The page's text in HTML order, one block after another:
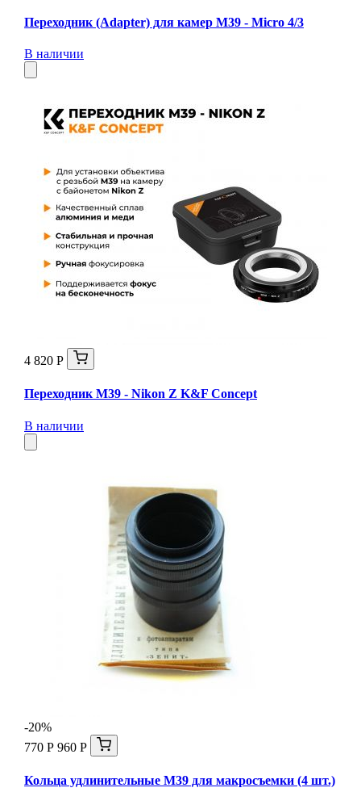
Переходник (Adapter) для камер M39 - Micro 4/3
В наличии
4 820 Р
Переходник M39 - Nikon Z K&F Concept
В наличии
-20%
770 Р 960 Р
Кольца удлинительные М39 для макросъемки (4 шт.)